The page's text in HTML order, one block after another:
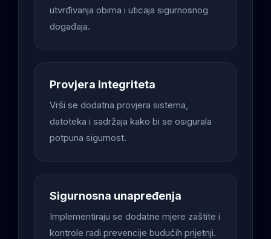
utvrđivanja obima i uticaja sigurnosnog
događaja.
Provjera integriteta
Vrši se dodatna provjera sistema,
datoteka i sadržaja kako bi se osigurala
potpuna sigurnost.
Sigurnosna unapređenja
Implementiraju se dodatne mjere zaštite i
kontrole radi prevencije budućih prijetnji.